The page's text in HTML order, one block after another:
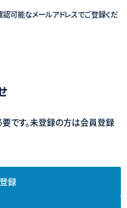
可能なメールアドレスでご登録くだ
です。未登録の方は会員登録
録